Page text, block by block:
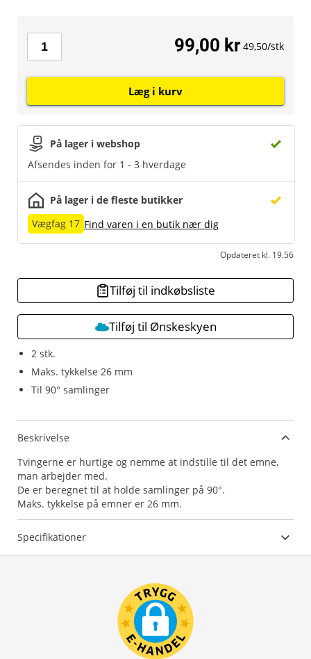
2 stk.
Maks. tykkelse 26 mm
Til 90° samlinger
På lager i webshop
Afsendes inden for 1 - 3 hverdage
På lager i de fleste butikker
Vægfag 17 Find varen i en butik nær dig
Opdateret kl. 19.56
99,00 kr 49,50/stk
Læg i kurv
Tilføj til indkøbsliste
Tilføj til Ønskeskyen
Beskrivelse
Tvingerne er hurtige og nemme at indstille til det emne,
man arbejder med.
De er beregnet til at holde samlinger på 90°.
Specifikationer